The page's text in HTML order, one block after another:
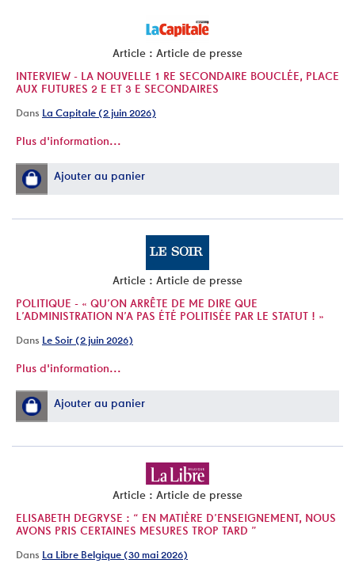
Article : Article de presse
INTERVIEW - LA NOUVELLE 1 RE SECONDAIRE BOUCLÉE, PLACE
AUX FUTURES 2 E ET 3 E SECONDAIRES
Dans La Capitale (2 juin 2026)
Plus d'information...
Ajouter au panier
Article : Article de presse
POLITIQUE - « QU’ON ARRÊTE DE ME DIRE QUE
L’ADMINISTRATION N’A PAS ÉTÉ POLITISÉE PAR LE STATUT ! »
Dans Le Soir (2 juin 2026)
Plus d'information...
Ajouter au panier
Article : Article de presse
ELISABETH DEGRYSE : “ EN MATIÈRE D’ENSEIGNEMENT, NOUS
AVONS PRIS CERTAINES MESURES TROP TARD ”
Dans La Libre Belgique (30 mai 2026)